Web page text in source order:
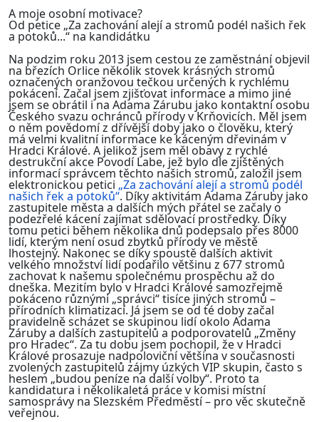
A moje osobní motivace?
Od petice „Za zachování alejí a stromů podél našich řek
a potoků...“ na kandidátku
Na podzim roku 2013 jsem cestou ze zaměstnání objevil
na březích Orlice několik stovek krásných stromů
označených oranžovou tečkou určených k rychlému
pokácení. Začal jsem zjišťovat informace a mimo jiné
jsem se obrátil i na Adama Zárubu jako kontaktní osobu
Českého svazu ochránců přírody v Krňovicích. Měl jsem
o něm povědomí z dřívější doby jako o člověku, který
má velmi kvalitní informace ke káceným dřevinám v
Hradci Králové. A jelikož jsem měl obavy z rychlé
destrukční akce Povodí Labe, jež bylo dle zjištěných
informací správcem těchto našich stromů, založil jsem
elektronickou petici „Za zachování alejí a stromů podél
našich řek a potoků“. Díky aktivitám Adama Záruby jako
zastupitele města a dalších mých přátel se začaly o
podezřelé kácení zajímat sdělovací prostředky. Díky
tomu petici během několika dnů podepsalo přes 8000
lidí, kterým není osud zbytků přírody ve městě
lhostejný. Nakonec se díky spoustě dalších aktivit
velkého množství lidí podařilo většinu z 677 stromů
zachovat k našemu společnému prospěchu až do
dneška. Mezitím bylo v Hradci Králové samozřejmě
pokáceno různými „správci“ tisíce jiných stromů –
přírodních klimatizací. Já jsem se od té doby začal
pravidelně scházet se skupinou lidí okolo Adama
Záruby a dalších zastupitelů a podporovatelů „Změny
pro Hradec“. Za tu dobu jsem pochopil, že v Hradci
Králové prosazuje nadpoloviční většina v současnosti
zvolených zastupitelů zájmy úzkých VIP skupin, často s
heslem „budou peníze na další volby“. Proto ta
kandidatura i několikaletá práce v komisi místní
samosprávy na Slezském Předměstí – pro věc skutečně
veřejnou.